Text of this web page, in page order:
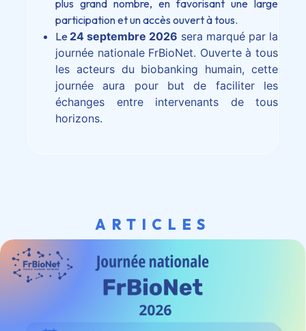
plus grand nombre, en favorisant une large
participation et un accès ouvert à tous.
Le 24 septembre 2026 sera marqué par la
journée nationale FrBioNet. Ouverte à tous
les acteurs du biobanking humain, cette
journée aura pour but de faciliter les
échanges entre intervenants de tous
horizons.
ARTICLES